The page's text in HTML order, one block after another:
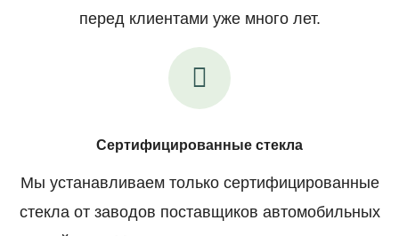
перед клиентами уже много лет.
Сертифицированные стекла
Мы устанавливаем только сертифицированные
стекла от заводов поставщиков автомобильных